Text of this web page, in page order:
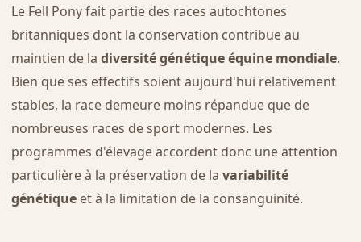
Le Fell Pony fait partie des races autochtones
britanniques dont la conservation contribue au
maintien de la diversité génétique équine mondiale.
Bien que ses effectifs soient aujourd'hui relativement
stables, la race demeure moins répandue que de
nombreuses races de sport modernes. Les
programmes d'élevage accordent donc une attention
particulière à la préservation de la variabilité
génétiqueet à la limitation de la consanguinité.